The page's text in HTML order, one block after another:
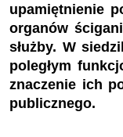
upamiętnienie
organów
służby. W
poległym
znaczenie ich
publicznego.